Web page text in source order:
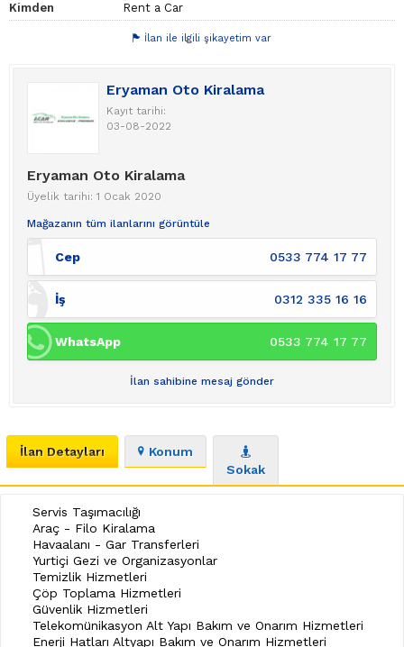
Kimden
Rent a Car
İlan ile ilgili şikayetim var
Eryaman Oto Kiralama
Kayıt tarihi:
03-08-2022
Eryaman Oto Kiralama
Üyelik tarihi: 1 Ocak 2020
Mağazanın tüm ilanlarını görüntüle
Cep 0533 774 17 77
İş 0312 335 16 16
WhatsApp 0533 774 17 77
İlan sahibine mesaj gönder
İlan Detayları
Konum
Sokak
Servis Taşımacılığı
Araç - Filo Kiralama
Havaalanı - Gar Transferleri
Yurtiçi Gezi ve Organizasyonlar
Temizlik Hizmetleri
Çöp Toplama Hizmetleri
Güvenlik Hizmetleri
Telekomünikasyon Alt Yapı Bakım ve Onarım Hizmetleri
Enerji Hatları Altyapı Bakım ve Onarım Hizmetleri